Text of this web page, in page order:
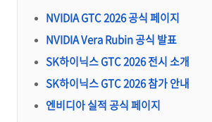
NVIDIA GTC 2026 공식 페이지
NVIDIA Vera Rubin 공식 발표
SK하이닉스 GTC 2026 전시 소개
SK하이닉스 GTC 2026 참가 안내
엔비디아 실적 공식 페이지